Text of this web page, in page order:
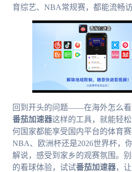
育综艺、NBA常规赛，都能流畅访
回到开头的问题——在海外怎么看
番茄加速器这样的工具，就能轻
何国家都能享受国内平台的体育
NBA、欧洲杯还是2026世界杯，
解说，感受到家乡的观赛氛围。
的看球体验，试试番茄加速器，